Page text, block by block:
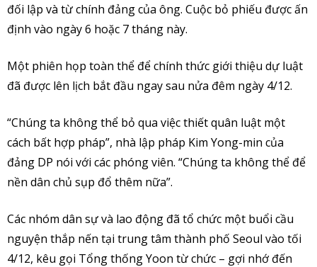
đối lập và từ chính đảng của ông. Cuộc bỏ phiếu được ấn
định vào ngày 6 hoặc 7 tháng này.
Một phiên họp toàn thể để chính thức giới thiệu dự luật
đã được lên lịch bắt đầu ngay sau nửa đêm ngày 4/12.
“Chúng ta không thể bỏ qua việc thiết quân luật một
cách bất hợp pháp”, nhà lập pháp Kim Yong-min của
đảng DP nói với các phóng viên. “Chúng ta không thể để
nền dân chủ sụp đổ thêm nữa”.
Các nhóm dân sự và lao động đã tổ chức một buổi cầu
nguyện thắp nến tại trung tâm thành phố Seoul vào tối
4/12, kêu gọi Tổng thống Yoon từ chức – gợi nhớ đến